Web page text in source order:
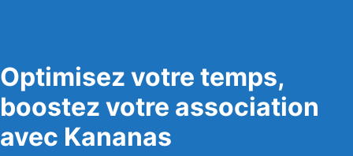
Optimisez votre temps,
boostez votre association
avec Kananas